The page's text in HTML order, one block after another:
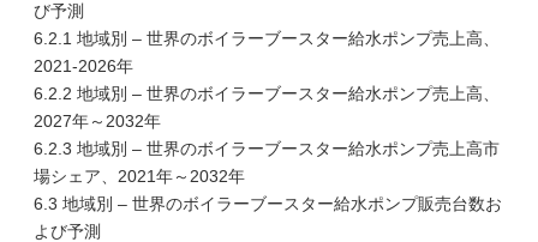
び予測
6.2.1 地域別 – 世界のボイラーブースター給水ポンプ売上高、
2021-2026年
6.2.2 地域別 – 世界のボイラーブースター給水ポンプ売上高、
2027年～2032年
6.2.3 地域別 – 世界のボイラーブースター給水ポンプ売上高市
場シェア、2021年～2032年
6.3 地域別 – 世界のボイラーブースター給水ポンプ販売台数お
よび予測